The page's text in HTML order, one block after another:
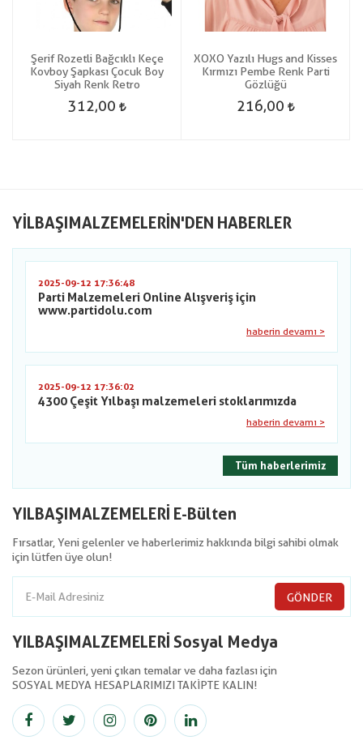
Şerif Rozetli Bağcıklı Keçe
Kovboy Şapkası Çocuk Boy
Siyah Renk Retro
312,00
XOXO Yazılı Hugs and Kisses
Kırmızı Pembe Renk Parti
Gözlüğü
216,00
YILBAŞIMALZEMELERIN'DEN HABERLER
2025-09-12 17:36:48
Parti Malzemeleri Online Alışveriş için
www.partidolu.com
haberin devamı >
2025-09-12 17:36:02
4300 Çeşit Yılbaşı malzemeleri stoklarımızda
haberin devamı >
Tüm haberlerimiz
YILBAŞIMALZEMELERİ E-Bülten
Fırsatlar, Yeni gelenler ve haberlerimiz hakkında bilgi sahibi olmak
için lütfen üye olun!
GÖNDER
YILBAŞIMALZEMELERİ Sosyal Medya
Sezon ürünleri, yeni çıkan temalar ve daha fazlası için
SOSYAL MEDYA HESAPLARIMIZI TAKİPTE KALIN!